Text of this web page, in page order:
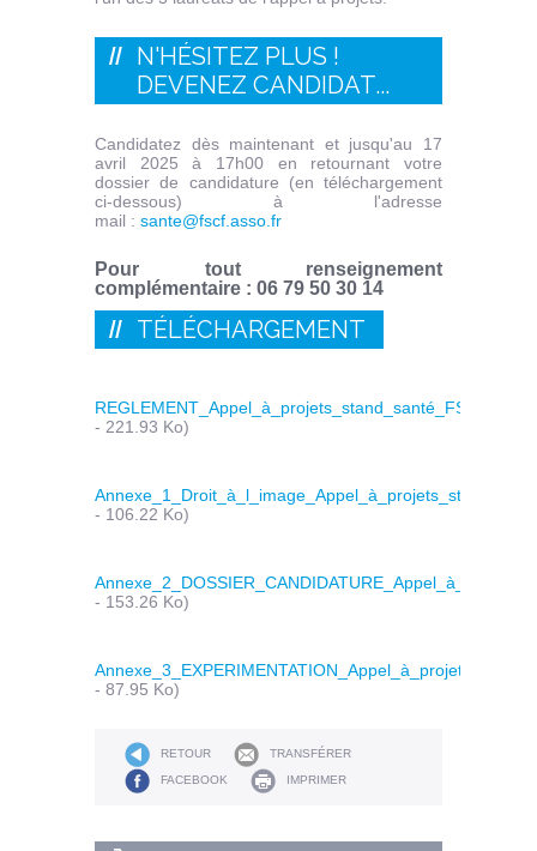
N'HÉSITEZ PLUS !
DEVENEZ CANDIDAT...
Candidatez dès maintenant et jusqu'au 17
avril 2025 à 17h00 en retournant votre
dossier de candidature (en téléchargement
ci-dessous) à l'adresse
mail : sante@fscf.asso.fr
Pour tout renseignement
complémentaire : 06 79 50 30 14
TÉLÉCHARGEMENT
REGLEMENT_Appel_à_projets_stand_santé_FSCF_2025
- 221.93 Ko)
- 106.22 Ko)
- 153.26 Ko)
- 87.95 Ko)
RETOUR
TRANSFÉRER
FACEBOOK
IMPRIMER